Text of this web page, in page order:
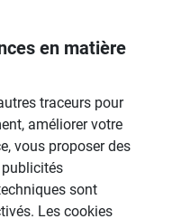
bois il est préférable
en matière
traceurs pour
améliorer votre
vous proposer des
sont
Les cookies